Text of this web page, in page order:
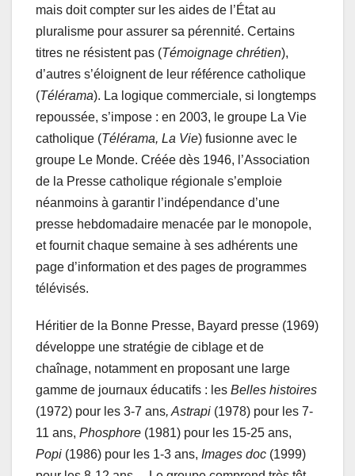
mais doit compter sur les aides de l’État au
pluralisme pour assurer sa pérennité. Certains
titres ne résistent pas (Témoignage chrétien),
d’autres s’éloignent de leur référence catholique
(Télérama). La logique commerciale, si longtemps
repoussée, s’impose : en 2003, le groupe La Vie
catholique (Télérama, La Vie) fusionne avec le
groupe Le Monde. Créée dès 1946, l’Association
de la Presse catholique régionale s’emploie
néanmoins à garantir l’indépendance d’une
presse hebdomadaire menacée par le monopole,
et fournit chaque semaine à ses adhérents une
page d’information et des pages de programmes
télévisés.
Héritier de la Bonne Presse, Bayard presse (1969)
développe une stratégie de ciblage et de
chaînage, notamment en proposant une large
gamme de journaux éducatifs : les Belles histoires
(1972) pour les 3-7 ans, Astrapi (1978) pour les 7-
11 ans, Phosphore (1981) pour les 15-25 ans,
Popi (1986) pour les 1-3 ans, Images doc (1999)